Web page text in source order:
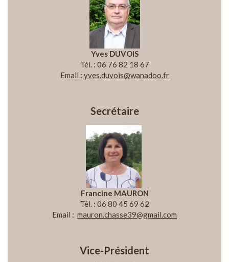
Yves DUVOIS
Tél. : 06 76 82 18 67
Email : yves.duvois@wanadoo.fr
Secrétaire
Francine MAURON
Tél. : 06 80 45 69 62
Email : mauron.chasse39@gmail.com
Vice-Président